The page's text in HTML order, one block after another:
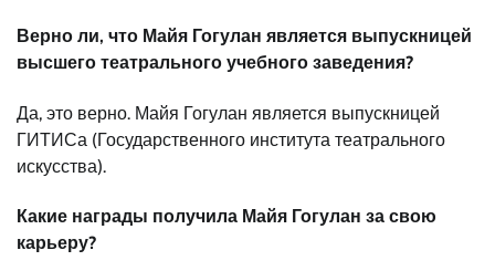
Верно ли, что Майя Гогулан является выпускницей
высшего театрального учебного заведения?
Да, это верно. Майя Гогулан является выпускницей
ГИТИСа (Государственного института театрального
искусства).
Какие награды получила Майя Гогулан за свою
карьеру?